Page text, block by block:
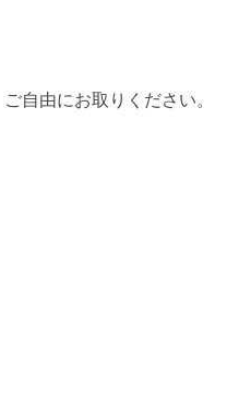
自由にお取りください。